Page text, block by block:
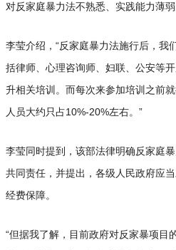
对反家庭暴力法不熟悉、实践能力薄弱
李莹介绍，“反家庭暴力法施行后，我
括律师、心理咨询师、妇联、公安等
升相关培训。而每次来参加培训之前
人员大约只占10%-20%左右。”
李莹同时提到，该部法律明确反家庭
共同责任，并提出，各级人民政府应
经费保障。
“但据我了解，目前政府对反家暴项目